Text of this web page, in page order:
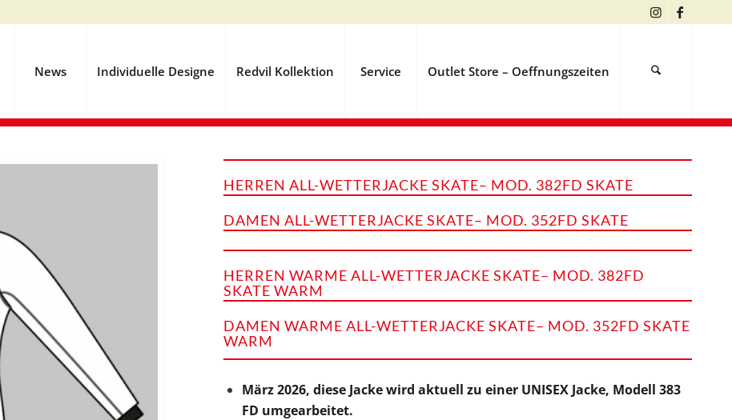
News Individuelle Designe Redvil Kollektion Service Outlet Store – Oeffnungszeiten
HERREN ALL-WETTERJACKE SKATE– MOD. 382FD SKATE
DAMEN ALL-WETTERJACKE SKATE– MOD. 352FD SKATE
HERREN WARME ALL-WETTERJACKE SKATE– MOD. 382FD
SKATE WARM
DAMEN WARME ALL-WETTERJACKE SKATE– MOD. 352FD SKATE
WARM
März 2026, diese Jacke wird aktuell zu einer UNISEX Jacke, Modell 383
FD umgearbeitet.